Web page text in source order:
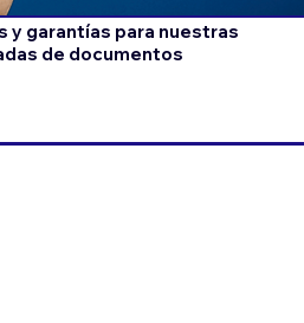
y garantías para nuestras
de documentos